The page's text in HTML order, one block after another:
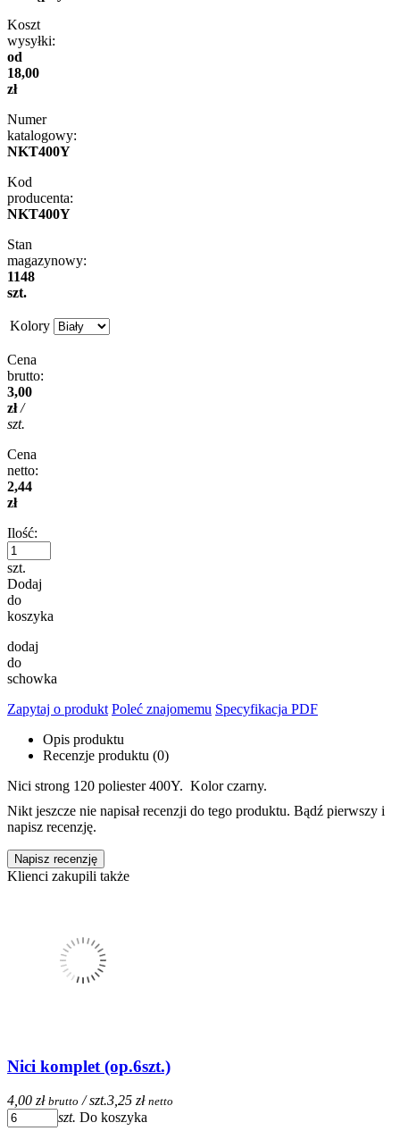
Koszt
wysyłki:
od
18,00
zł
Numer
katalogowy:
NKT400Y
Kod
producenta:
NKT400Y
Stan
magazynowy:
1148
szt.
Kolory
Cena
brutto:
3,00
zł /
szt.
Cena
netto:
2,44
zł
Ilość:
szt.
Dodaj
do
koszyka
dodaj
do
schowka
Zapytaj o produkt Poleć znajomemu Specyfikacja PDF
Opis produktu
Recenzje produktu (0)
Nici strong 120 poliester 400Y. Kolor czarny.
Nikt jeszcze nie napisał recenzji do tego produktu. Bądź pierwszy i
napisz recenzję.
Napisz recenzję
Klienci zakupili także
Nici komplet (op.6szt.)
4,00 zł brutto / szt.3,25 zł netto
szt. Do koszyka